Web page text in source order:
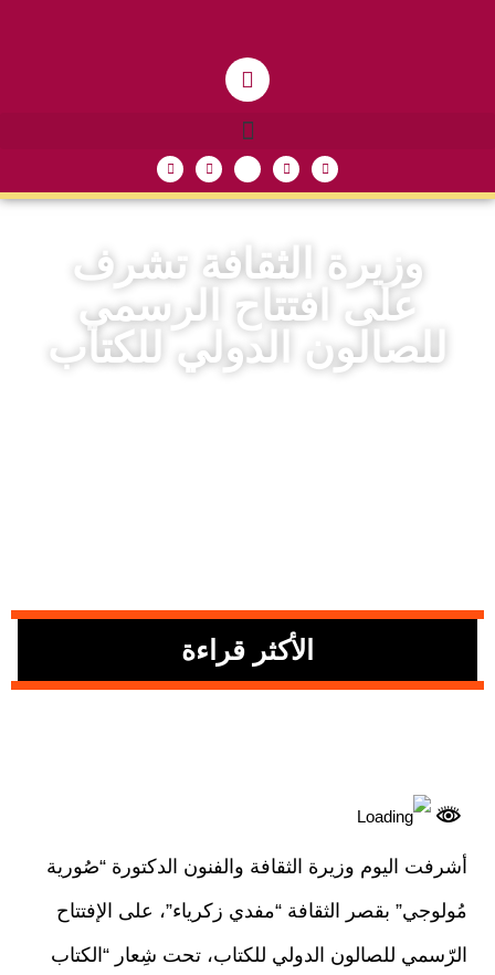
وزيرة الثقافة تشرف
على افتتاح الرسمي
للصالون الدولي للكتاب
الأكثر قراءة
أشرفت اليوم وزيرة الثقافة والفنون الدكتورة “صُورية
مُولوجي” بقصر الثقافة “مفدي زكرياء”، على الإفتتاح
الرّسمي للصالون الدولي للكتاب، تحت شِعار “الكتاب